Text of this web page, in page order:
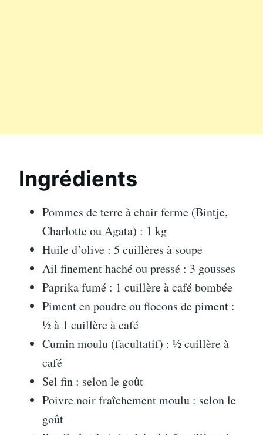
Ingrédients
Pommes de terre à chair ferme (Bintje,
Charlotte ou Agata) : 1 kg
Huile d’olive : 5 cuillères à soupe
Ail finement haché ou pressé : 3 gousses
Paprika fumé : 1 cuillère à café bombée
Piment en poudre ou flocons de piment :
½ à 1 cuillère à café
Cumin moulu (facultatif) : ½ cuillère à
café
Sel fin : selon le goût
Poivre noir fraîchement moulu : selon le
goût